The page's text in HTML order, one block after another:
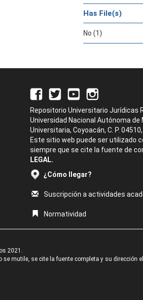
Has File(s)
No (1)
Repositorio Universitario Jurídicas
Universidad Nacional Autónoma de
Universitaria, Coyoacán, C. P.
Este sitio web puede ser utilizado
siempre que se cite la fuente de
LEGAL.
¿Cómo llegar?
Suscripción a actividades
Normatividad
2021.
mutile, se cite la fuente completa y su dirección